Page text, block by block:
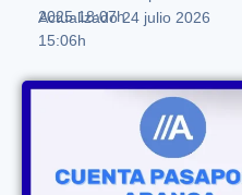
2025 18:07h
Actualizado 24 julio 2026
15:06h